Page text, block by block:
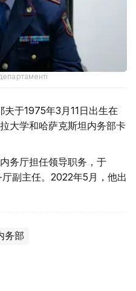
夫于1975年3月11日出生在
大学和哈萨克斯坦内务部卡
务厅担任领导职务，于
副主任。2022年5月，他出
务部